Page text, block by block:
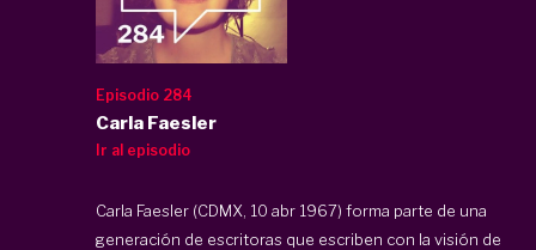
Episodio 284
Carla Faesler
Ir al episodio
Carla Faesler (CDMX, 10 abr 1967) forma parte de una
generación de escritoras que escriben con la visión de